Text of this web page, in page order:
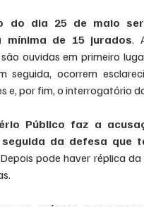
do dia 25 de maio
mínima de 15 jurados.
ouvidas em primeiro
seguida, ocorrem
e, por fim, o interrogatório
Público faz a
da defesa que
Depois pode haver réplica